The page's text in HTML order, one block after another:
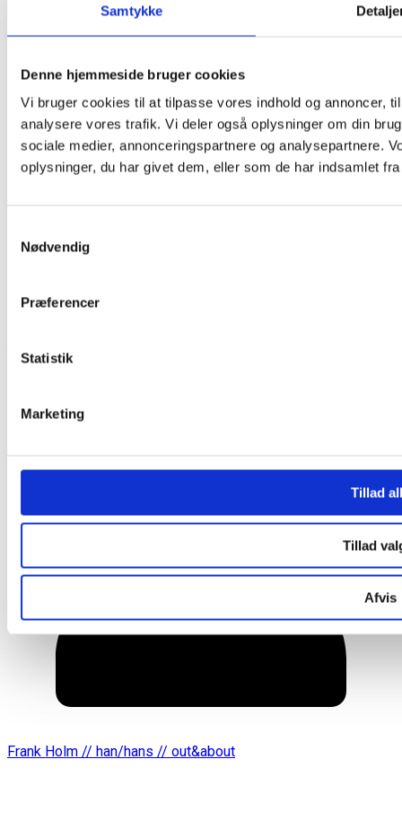
Samtykke
Denne hjemmeside bruger cookies
Vi bruger cookies til at tilpasse vores indhold og annoncer,
analysere vores trafik. Vi deler også oplysninger om din
sociale medier, annonceringspartnere og analysepartnere.
oplysninger, du har givet dem, eller som de har indsamlet
Nødvendig
Præferencer
Statistik
Marketing
Tillad
Tillad
Afvis
Frank Holm // han/hans // out&about